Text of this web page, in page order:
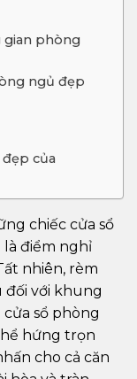
gian phòng
ngủ đẹp
của
chiếc cửa sổ
là điểm nghỉ
nhiên, rèm
đối với khung
sổ phòng
hứng trọn
cho cả căn